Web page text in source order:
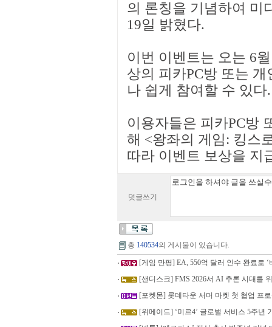
의 론칭을 기념하여 미
19일 밝혔다.
이번 이벤트는 오는 6
상의 피카PC방 또는 개
나 쉽게 참여할 수 있다.
이용자들은 피카PC방
해 <왕좌의 게임: 킹스
따라 이벤트 보상을 지
덧글쓰기
총 140534의 게시물이 있습니다.
[게임 만평] EA, 550억 달러 인수 완료로 ‘
[샌디스크] FMS 2026서 AI 추론 시대를
[포켓몬] 롯데타운 서머 마켓 첫 협업 프
[위메이드] ‘미르4’ 글로벌 서비스 5주년